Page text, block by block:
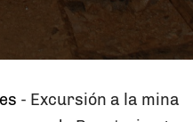
- Excursión a la mina